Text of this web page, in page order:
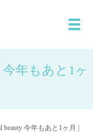
今年もあと1ヶ
今年もあと1ヶ月 |